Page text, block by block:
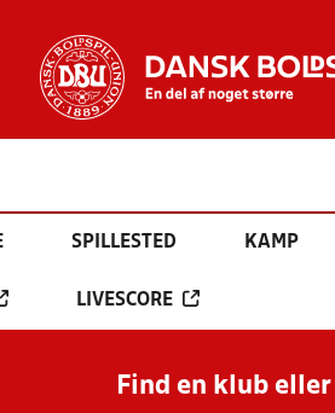
SPILLESTED KAMP
LIVESCORE
Find en klub